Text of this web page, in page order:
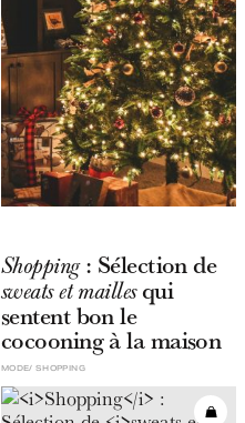
Shopping: Sélection de
sweats et maillesqui
sentent bon le
cocooning à la maison
MODE SHOPPING